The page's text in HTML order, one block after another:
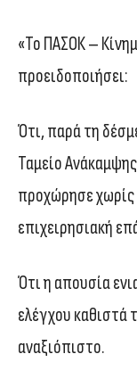
«Το ΠΑΣΟΚ –
προειδοποιήσει:
Ότι, παρά τη
Ταμείο
προχώρησε χωρίς
επιχειρησιακή
Ότι η απουσία
ελέγχου καθιστά
αναξιόπιστο.